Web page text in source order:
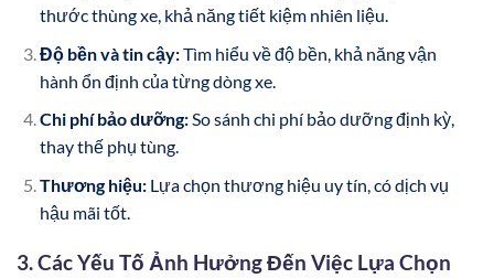
thước thùng xe, khả năng tiết kiệm nhiên liệu.
Độ bền và tin cậy:Tìm hiểu về độ bền, khả năng vận
hành ổn định của từng dòng xe.
Chi phí bảo dưỡng:So sánh chi phí bảo dưỡng định kỳ,
thay thế phụ tùng.
Thương hiệu:Lựa chọn thương hiệu uy tín, có dịch vụ
hậu mãi tốt.
3. Các Yếu Tố Ảnh Hưởng Đến Việc Lựa Chọn